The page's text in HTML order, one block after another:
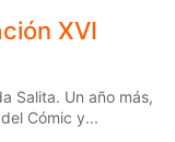
XVI
Salita. Un año más,
Cómic y...